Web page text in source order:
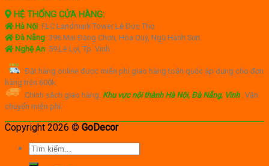
HỆ THỐNG CỬA HÀNG:
Hà Nội: FLC Landmark Tower Lê Đức Thọ
Đà Nẵng: 396 Mai Đăng Chơn, Hòa Quý, Ngũ Hành Sơn.
Nghệ An: 59 Lê Lợi, Tp. Vinh.
Đặt hàng online được miễn phí giao hàng toàn quốc áp dụng cho đơn
hàng trên 600k.
Chính sách giao hàng: Khu vực nội thành Hà Nội, Đà Nẵng, Vinh: Vận
chuyển miễn phí.
Copyright 2026 © GoDecor
Tìm